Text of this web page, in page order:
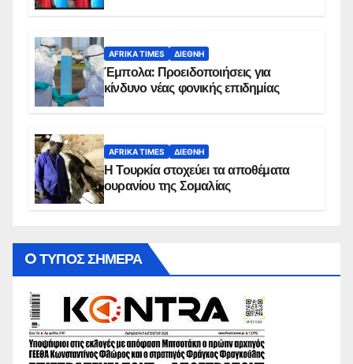
AFRIKA TIMES ΔΙΕΘΝΉ
Έμπολα: Προειδοποιήσεις για
κίνδυνο νέας φονικής επιδημίας
AFRIKA TIMES ΔΙΕΘΝΉ
Η Τουρκία στοχεύει τα αποθέματα
ουρανίου της Σομαλίας
O ΤΥΠΟΣ ΣΗΜΕΡΑ